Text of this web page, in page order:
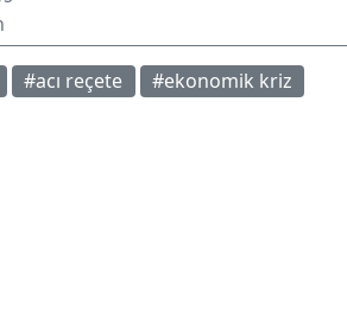
#acı reçete #ekonomik kriz